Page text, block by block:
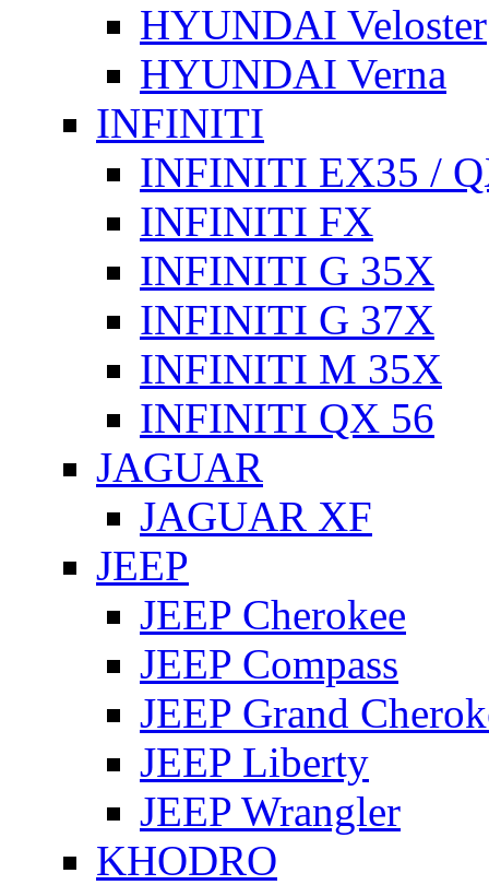
HYUNDAI Veloster
HYUNDAI Verna
INFINITI
INFINITI EX35 /
INFINITI FX
INFINITI G 35X
INFINITI G 37X
INFINITI M 35X
INFINITI QX 56
JAGUAR
JAGUAR XF
JEEP
JEEP Cherokee
JEEP Compass
JEEP Grand
JEEP Liberty
JEEP Wrangler
KHODRO